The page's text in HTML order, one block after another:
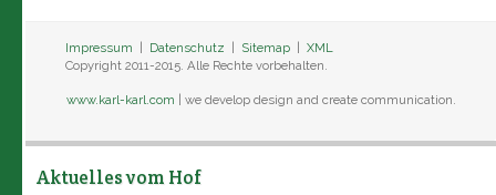
Impressum Datenschutz Sitemap |XML
Copyright 2011-2015. Alle Rechte vorbehalten.
www.karl-karl.com | we develop design and create communication.
Aktuelles vom Hof